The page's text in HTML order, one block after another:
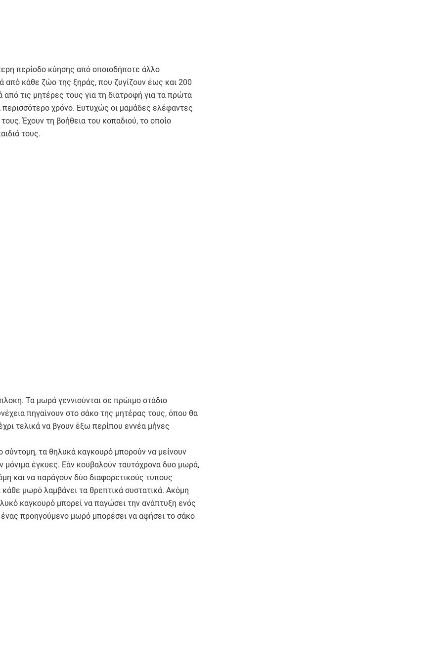
περίοδο κύησης από οποιοδήποτε άλλο
από κάθε ζώο της ξηράς, που ζυγίζουν έως και 200
τις μητέρες τους για τη διατροφή για τα πρώτα
περισσότερο χρόνο. Ευτυχώς οι μαμάδες ελέφαντες
Έχουν τη βοήθεια του κοπαδιού, το οποίο
τους.
Τα μωρά γεννιούνται σε πρώιμο στάδιο
πηγαίνουν στο σάκο της μητέρας τους, όπου θα
τελικά να βγουν έξω περίπου εννέα μήνες
σύντομη, τα θηλυκά καγκουρό μπορούν να μείνουν
μόνιμα έγκυες. Εάν κουβαλούν ταυτόχρονα δυο μωρά,
και να παράγουν δύο διαφορετικούς τύπους
μωρό λαμβάνει τα θρεπτικά συστατικά. Ακόμη
καγκουρό μπορεί να παγώσει την ανάπτυξη ενός
προηγούμενο μωρό μπορέσει να αφήσει το σάκο